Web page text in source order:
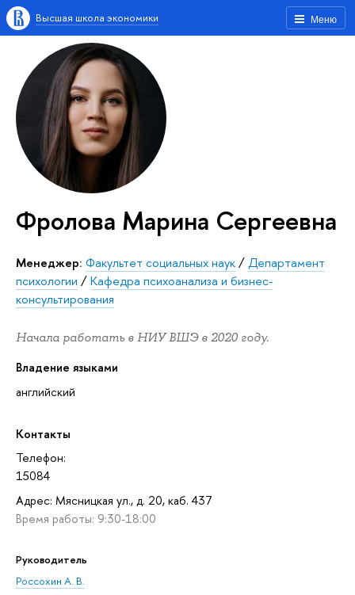
Меню
Высшая школа экономики
Фролова Марина Сергеевна
Менеджер: Факультет социальных наук/Департамент
психологии /Кафедра психоанализа и бизнес-
консультирования
Начала работать в НИУ ВШЭ в 2020 году.
Владение языками
английский
Контакты
Телефон:
15084
Адрес: Мясницкая ул., д. 20, каб. 437
Время работы: 9:30-18:00
Руководитель
Россохин А. В.